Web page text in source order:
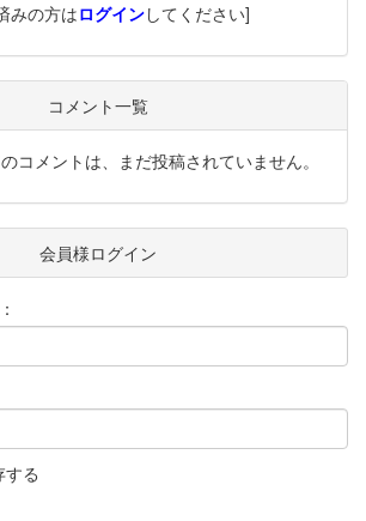
みの方はログインしてください]
コメント一覧
コメントは、まだ投稿されていません。
会員様ログイン
る